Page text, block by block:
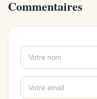
Commentaires